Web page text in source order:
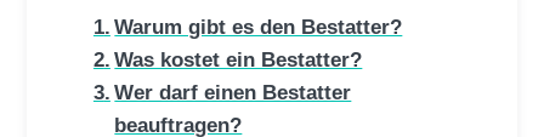
Warum gibt es den Bestatter?
Was kostet ein Bestatter?
Wer darf einen Bestatter
beauftragen?